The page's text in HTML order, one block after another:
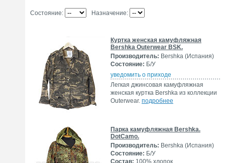
Состояние: Назначение:
Куртка женская камуфляжная
Bershka Outerwear BSK.
Производитель: Bershka (Испания)
Состояние: Б/У
уведомить о приходе
Легкая джинсовая камуфляжная
женская куртка Bershka из коллекции
Outerwear. подробнее
Парка камуфляжная Bershka.
DotCamo.
Производитель: Bershka (Испания)
Состояние: Б/У
Состав: 100% хлопок